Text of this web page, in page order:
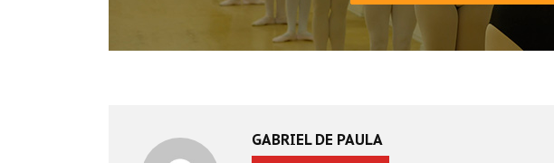
GABRIEL DE PAULA